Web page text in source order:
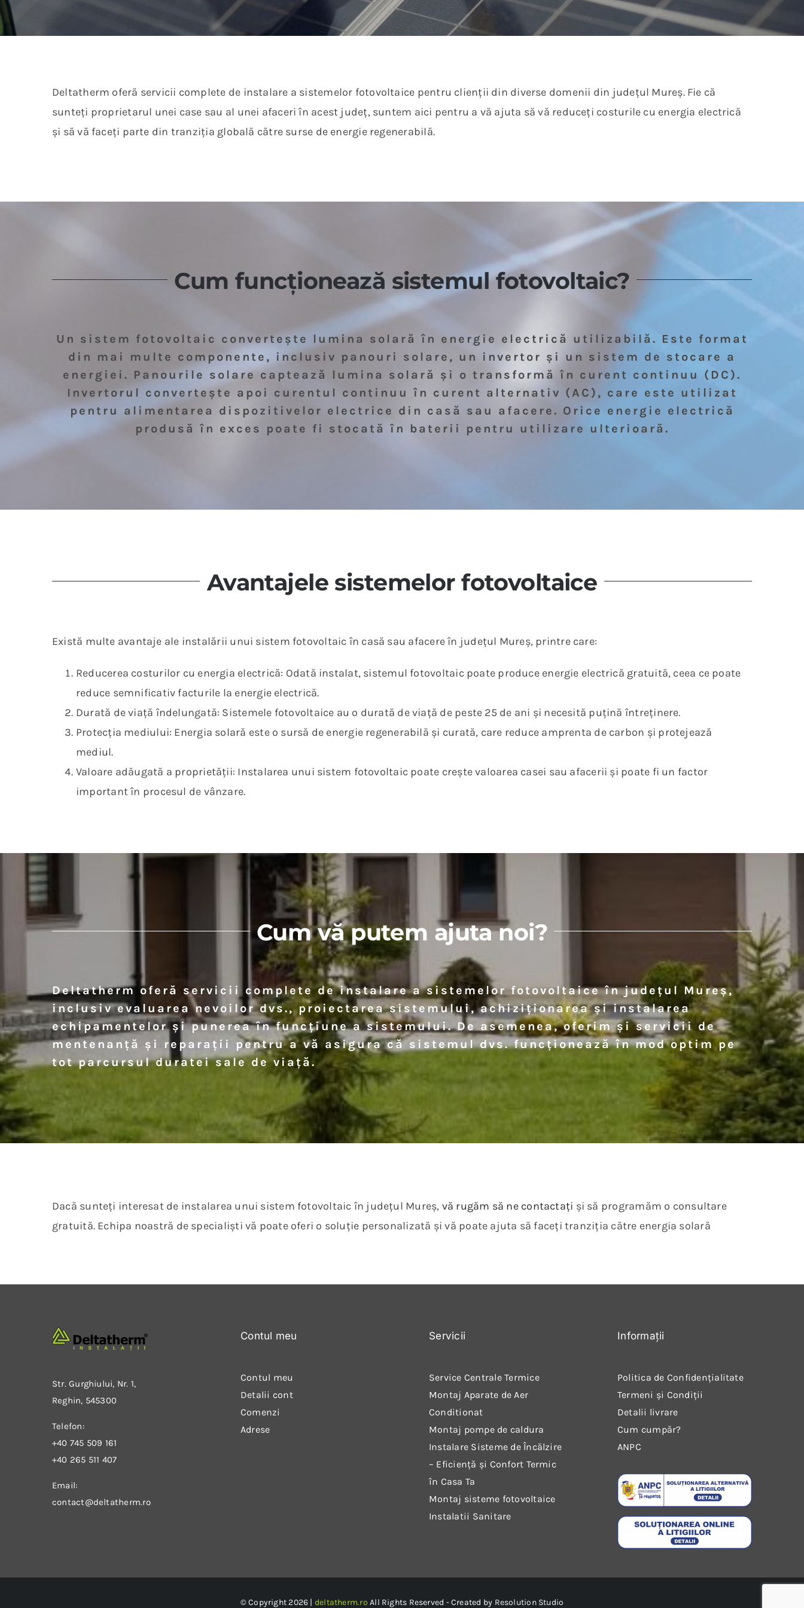
Deltatherm oferă servicii complete de instalare a sistemelor fotovoltaice pentru clienții din diverse domenii din județul Mureș. Fie că
sunteți proprietarul unei case sau al unei afaceri în acest județ, suntem aici pentru a vă ajuta să vă reduceți costurile cu energia electrică
și să vă faceți parte din tranziția globală către surse de energie regenerabilă.
Cum funcționează sistemul fotovoltaic?
Un sistem fotovoltaic convertește lumina solară în energie electrică utilizabilă. Este format
din mai multe componente, inclusiv panouri solare, un invertor și un sistem de stocare a
energiei. Panourile solare captează lumina solară și o transformă în curent continuu (DC).
Invertorul convertește apoi curentul continuu în curent alternativ (AC), care este utilizat
pentru alimentarea dispozitivelor electrice din casă sau afacere. Orice energie electrică
produsă în exces poate fi stocată în baterii pentru utilizare ulterioară.
Avantajele sistemelor fotovoltaice
Există multe avantaje ale instalării unui sistem fotovoltaic în casă sau afacere în județul Mureș, printre care:
Reducerea costurilor cu energia electrică: Odată instalat, sistemul fotovoltaic poate produce energie electrică gratuită, ceea ce poate
reduce semnificativ facturile la energie electrică.
Durată de viață îndelungată: Sistemele fotovoltaice au o durată de viață de peste 25 de ani și necesită puțină întreținere.
Protecția mediului: Energia solară este o sursă de energie regenerabilă și curată, care reduce amprenta de carbon și protejează
mediul.
Valoare adăugată a proprietății: Instalarea unui sistem fotovoltaic poate crește valoarea casei sau afacerii și poate fi un factor
important în procesul de vânzare.
Cum vă putem ajuta noi?
Deltatherm oferă servicii complete de instalare a sistemelor fotovoltaice în județul Mureș,
inclusiv evaluarea nevoilor dvs., proiectarea sistemului, achiziționarea și instalarea
echipamentelor și punerea în funcțiune a sistemului. De asemenea, oferim și servicii de
mentenanță și reparații pentru a vă asigura că sistemul dvs. funcționează în mod optim pe
tot parcursul duratei sale de viață.
Dacă sunteți interesat de instalarea unui sistem fotovoltaic în județul Mureș, vă rugăm să ne contactați și să programăm o consultare
gratuită. Echipa noastră de specialiști vă poate oferi o soluție personalizată și vă poate ajuta să faceți tranziția către energia solară
Str. Gurghiului, Nr. 1,
Reghin, 545300
Telefon:
+40 745 509 161
+40 265 511 407
Email:
contact@deltatherm.ro
Contul meu
Contul meu
Detalii cont
Comenzi
Adrese
Servicii
Service Centrale Termice
Montaj Aparate de Aer
Conditionat
Montaj pompe de caldura
Instalare Sisteme de Încălzire
– Eficiență și Confort Termic
în Casa Ta
Montaj sisteme fotovoltaice
Instalatii Sanitare
Informații
Politica de Confidențialitate
Termeni și Condiții
Detalii livrare
Cum cumpăr?
ANPC
© Copyright 2026 | deltatherm.ro All Rights Reserved - Created by Resolution Studio